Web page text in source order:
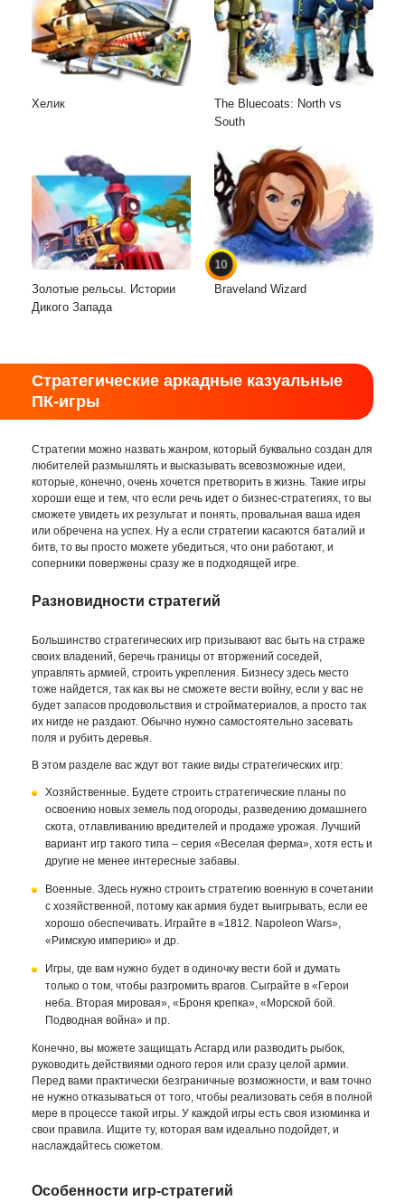
Хелик
The Bluecoats: North vs
South
Золотые рельсы. Истории
Дикого Запада
10
Braveland Wizard
Стратегические аркадные казуальные
ПК-игры
Стратегии можно назвать жанром, который буквально создан для
любителей размышлять и высказывать всевозможные идеи,
которые, конечно, очень хочется претворить в жизнь. Такие игры
хороши еще и тем, что если речь идет о бизнес-стратегиях, то вы
сможете увидеть их результат и понять, провальная ваша идея
или обречена на успех. Ну а если стратегии касаются баталий и
битв, то вы просто можете убедиться, что они работают, и
соперники повержены сразу же в подходящей игре.
Разновидности стратегий
Большинство стратегических игр призывают вас быть на страже
своих владений, беречь границы от вторжений соседей,
управлять армией, строить укрепления. Бизнесу здесь место
тоже найдется, так как вы не сможете вести войну, если у вас не
будет запасов продовольствия и стройматериалов, а просто так
их нигде не раздают. Обычно нужно самостоятельно засевать
поля и рубить деревья.
В этом разделе вас ждут вот такие виды стратегических игр:
Хозяйственные. Будете строить стратегические планы по
освоению новых земель под огороды, разведению домашнего
скота, отлавливанию вредителей и продаже урожая. Лучший
вариант игр такого типа – серия «Веселая ферма», хотя есть и
другие не менее интересные забавы.
Военные. Здесь нужно строить стратегию военную в сочетании
с хозяйственной, потому как армия будет выигрывать, если ее
хорошо обеспечивать. Играйте в «1812. Napoleon Wars»,
«Римскую империю» и др.
Игры, где вам нужно будет в одиночку вести бой и думать
только о том, чтобы разгромить врагов. Сыграйте в «Герои
неба. Вторая мировая», «Броня крепка», «Морской бой.
Подводная война» и пр.
Конечно, вы можете защищать Асгард или разводить рыбок,
руководить действиями одного героя или сразу целой армии.
Перед вами практически безграничные возможности, и вам точно
не нужно отказываться от того, чтобы реализовать себя в полной
мере в процессе такой игры. У каждой игры есть своя изюминка и
свои правила. Ищите ту, которая вам идеально подойдет, и
наслаждайтесь сюжетом.
Особенности игр-стратегий